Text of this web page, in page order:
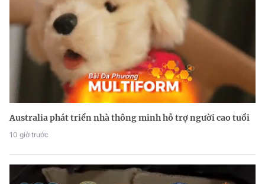
Australia phát triển nhà thông minh hỗ trợ người cao tuổi
10 giờ trước